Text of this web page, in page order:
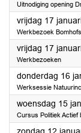
Uitnodiging opening
vrijdag 17
Werkbezoek
vrijdag 17
Werkbezoeken
donderdag 16
Werksessie
woensdag 15
Cursus Politiek Actief